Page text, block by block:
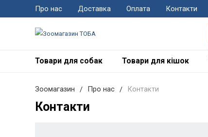
Про нас Доставка Оплата Контакти
Товари для собак Товари для кішок
Зоомагазин Про нас Контакти
Контакти